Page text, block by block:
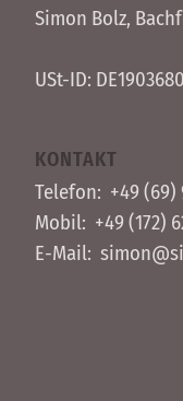
Simon Bolz,
USt-ID:
KONTAKT
Telefon: +49 (69)
Mobil: +49 (172)
E-Mail: